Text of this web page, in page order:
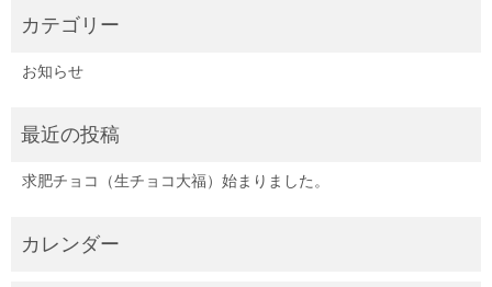
お知らせ
求肥チョコ（生チョコ大福）始まりました。